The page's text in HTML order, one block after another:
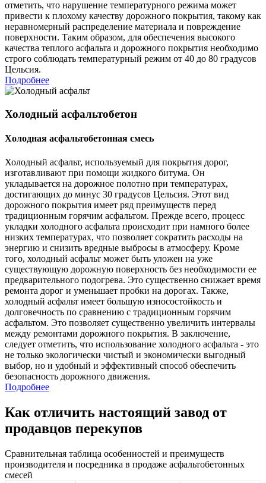
отметить, что нарушение температурного режима может
привести к плохому качеству дорожного покрытия, такому как
неравномерный распределение материала и повреждение
поверхности. Таким образом, для обеспечения высокого
качества теплого асфальта и дорожного покрытия необходимо
строго соблюдать температурный режим от 40 до 80 градусов
Цельсия.
Подробнее
Холодный асфальтобетон
Холодная асфальтобетонная смесь
Холодный асфальт, используемый для покрытия дорог,
изготавливают при помощи жидкого битума. Он
укладывается на дорожное полотно при температурах,
достигающих до минус 30 градусов Цельсия. Этот вид
дорожного покрытия имеет ряд преимуществ перед
традиционным горячим асфальтом. Прежде всего, процесс
укладки холодного асфальта происходит при намного более
низких температурах, что позволяет сократить расходы на
энергию и снизить вредные выбросы в атмосферу. Кроме
того, холодный асфальт может быть уложен на уже
существующую дорожную поверхность без необходимости ее
предварительного подогрева. Это существенно снижает время
ремонта дорог и уменьшает пробки на дорогах. Также,
холодный асфальт имеет большую износостойкость и
долговечность по сравнению с традиционным горячим
асфальтом. Это позволяет существенно увеличить интервалы
между ремонтами дорожного покрытия. В заключение,
следует отметить, что использование холодного асфальта - это
не только экологически чистый и экономически выгодный
выбор, но и удобный и эффективный способ обеспечить
безопасность дорожного движения.
Подробнее
Как отличить настоящий завод от
продавцов перекупов
Сравнительная таблица особенностей и преимуществ
производителя и посредника в продаже асфальтобетонных
смесей